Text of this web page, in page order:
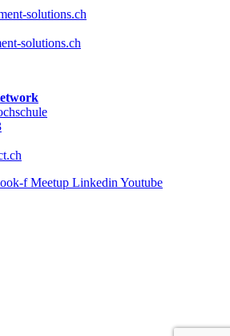
solutions.ch
solutions.ch
f Meetup Linkedin Youtube